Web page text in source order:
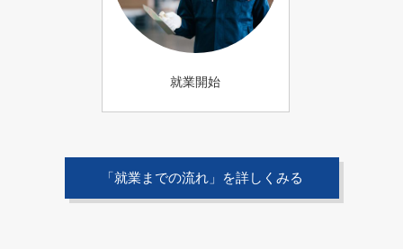
就業開始
「就業までの流れ」を詳しくみる